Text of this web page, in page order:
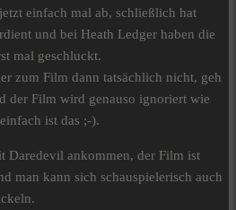
einfach mal ab, schließlich hat
und bei Heath Ledger haben die
mal geschluckt.
zum Film dann tatsächlich nicht, geh
der Film wird genauso ignoriert wie
ist das ;-).
Daredevil ankommen, der Film ist
man kann sich schauspielerisch auch